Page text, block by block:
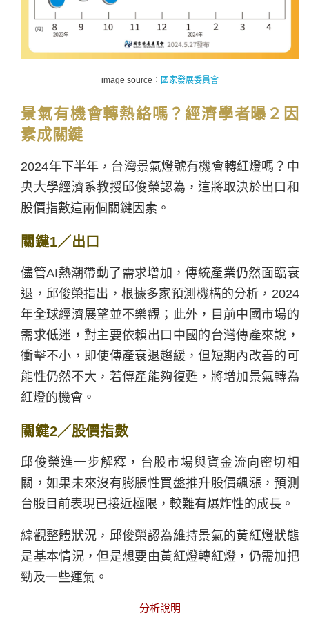
image source： 國家發展委員會
景氣有機會轉熱絡嗎？經濟學者曝２因
素成關鍵
2024年下半年，台灣景氣燈號有機會轉紅燈嗎？中
央大學經濟系教授邱俊榮認為，這將取決於出口和
股價指數這兩個關鍵因素。
關鍵1／出口
儘管AI熱潮帶動了需求增加，傳統產業仍然面臨衰
退，邱俊榮指出，根據多家預測機構的分析，2024
年全球經濟展望並不樂觀；此外，目前中國市場的
需求低迷，對主要依賴出口中國的台灣傳產來說，
衝擊不小，即使傳產衰退趨緩，但短期內改善的可
能性仍然不大，若傳產能夠復甦，將增加景氣轉為
紅燈的機會。
關鍵2／股價指數
邱俊榮進一步解釋，台股市場與資金流向密切相
關，如果未來沒有膨脹性買盤推升股價飆漲，預測
台股目前表現已接近極限，較難有爆炸性的成長。
綜觀整體狀況，邱俊榮認為維持景氣的黃紅燈狀態
是基本情況，但是想要由黃紅燈轉紅燈，仍需加把
勁及一些運氣。
分析說明